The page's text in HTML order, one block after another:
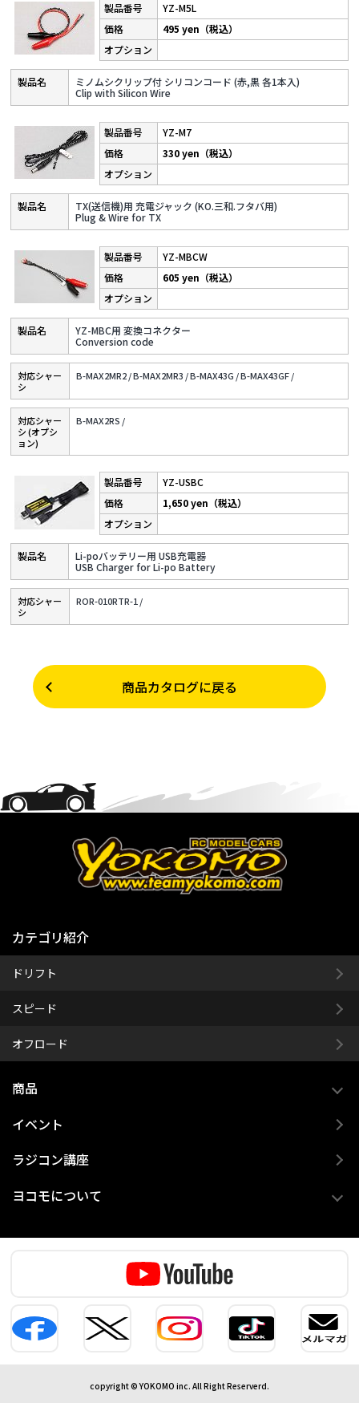
YZ-M5L
ミノムシクリップ付 シリコンコード (赤,黒 各1本入)
Clip with Silicon Wire
495 yen（税込）
YZ-M7
TX(送信機)用 充電ジャック (KO.三和.フタバ用)
Plug & Wire for TX
330 yen（税込）
YZ-MBCW
YZ-MBC用 変換コネクター
Conversion code
605 yen（税込）
対応シャー
シ
B-MAX2MR2 /B-MAX2MR3 /B-MAX43G /B-MAX43GF /
対応シャー
シ (オプシ
ョン)
B-MAX2RS /
YZ-USBC
Li-poバッテリー用 USB充電器
USB Charger for Li-po Battery
1,650 yen（税込）
対応シャー
シ
ROR-010RTR-1 /
商品カタログに戻る
カテゴリ紹介
ドリフト
スピード
オフロード
商品
イベント
ラジコン講座
ヨコモについて
copyright © YOKOMO inc. All Right Reserverd.